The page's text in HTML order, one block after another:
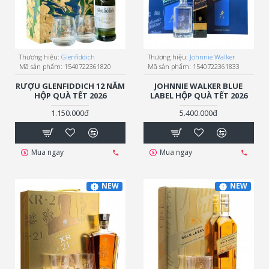
Thương hiệu: Glenfiddich
Mã sản phẩm: 1540722361820
RƯỢU GLENFIDDICH 12 NĂM
HỘP QUÀ TẾT 2026
1.150.000đ
Mua ngay
Thương hiệu: Johnnie Walker
Mã sản phẩm: 1540722361833
JOHNNIE WALKER BLUE
LABEL HỘP QUÀ TẾT 2026
5.400.000đ
Mua ngay
NEW NEW